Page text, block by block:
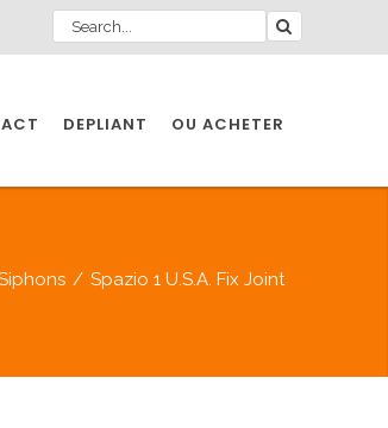
DEPLIANT
OU ACHETER
/ Spazio 1 U.S.A. Fix Joint